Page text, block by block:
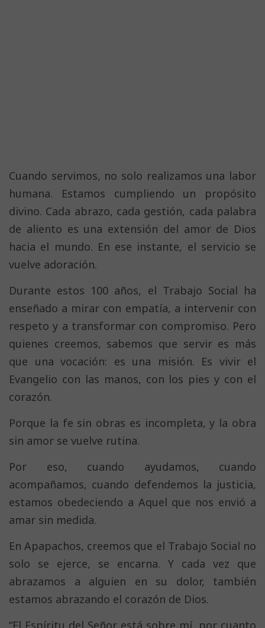
Cuando servimos, no solo realizamos una labor
humana. Estamos cumpliendo un propósito
divino. Cada abrazo, cada gestión, cada palabra
de aliento es una extensión del amor de Dios
hacia el mundo. En ese instante, el servicio se
vuelve adoración.
Durante estos 100 años, el Trabajo Social ha
enseñado a mirar con empatía, a intervenir con
respeto y a transformar con compromiso. Pero
quienes creemos, sabemos que servir es más
que una vocación: es una misión. Es vivir el
Evangelio con las manos, con los pies y con el
corazón.
Porque la fe sin obras es incompleta, y la obra
sin amor se vuelve rutina.
Por eso, cuando ayudamos, cuando
acompañamos, cuando defendemos la justicia,
estamos obedeciendo a Aquel que nos envió a
amar sin medida.
En Apapachos, creemos que el Trabajo Social no
solo se ejerce, se encarna. Y cada vez que
abrazamos a alguien en su dolor, también
estamos abrazando el corazón de Dios.
“El Espíritu del Señor está sobre mí, por cuanto